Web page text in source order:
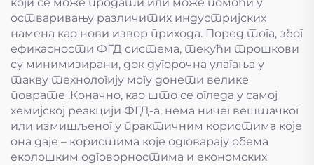
остваривању различитих индустријских
намена као нови извор прихода. Поред тога, због
ефикасности ФГД система, текући трошкови
су минимизирани, док дугорочна улагања у
такву технологију могу донети велике
поврате .Коначно, као што се огледа у самој
хемијској реакцији ФГД-а, нема ничег вештачког
или измишљеног у практичним користима које
она даје – користима које одговарају обема
еколошким одговорностима и економских